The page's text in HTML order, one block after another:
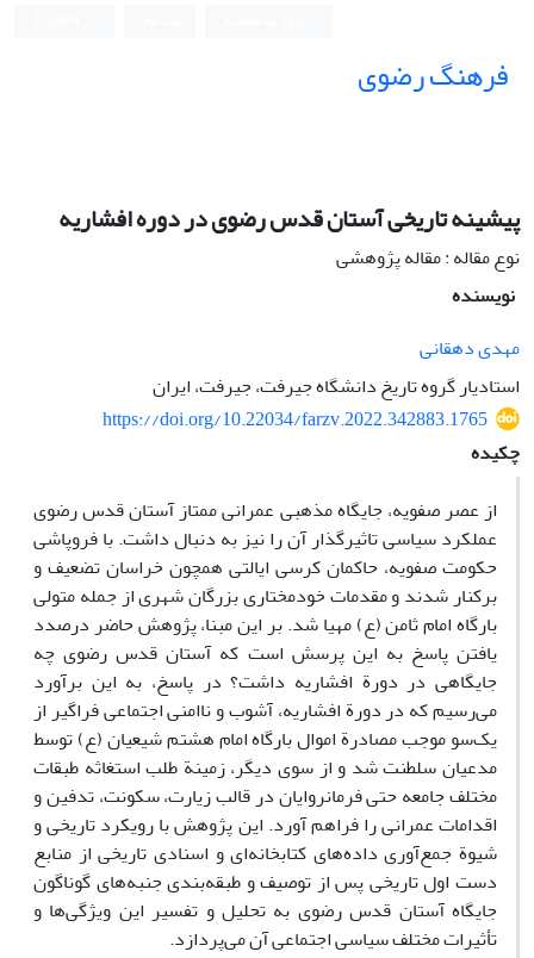
فرهنگ رضوی
پیشینه تاریخی آستان قدس رضوی در دوره افشاریه
نوع مقاله : مقاله پژوهشی
نویسنده
مهدی دهقانی
استادیار گروه تاریخ دانشگاه جیرفت، جیرفت، ایران
https://doi.org/10.22034/farzv.2022.342883.1765
چکیده
از عصر صفویه، جایگاه مذهبی عمرانی ممتاز آستان قدس رضوی
عملکرد سیاسی تاثیرگذار آن را نیز به دنبال داشت. با فروپاشی
حکومت صفویه، حاکمان کرسی ایالتی همچون خراسان تضعیف و
برکنار شدند و مقدمات خودمختاری بزرگان شهری از جمله متولی
بارگاه امام ثامن (ع) مهیا شد. بر این مبنا، پژوهش حاضر درصدد
یافتن پاسخ به این پرسش است که آستان قدس رضوی چه
جایگاهی در دورة افشاریه داشت؟ در پاسخ، به این برآورد
می‌رسیم که در دورة افشاریه، آشوب و ناامنی اجتماعی فراگیر از
یک‌سو موجب مصادرة اموال بارگاه امام هشتم شیعیان (ع) توسط
مدعیان سلطنت شد و از سوی دیگر، زمینة طلب استغاثه طبقات
مختلف جامعه حتی فرمانروایان در قالب زیارت، سکونت، تدفین و
اقدامات عمرانی را فراهم آورد. این پژوهش با رویکرد تاریخی و
شیوة جمع‌آوری داده‌های کتابخانه‌ای و اسنادی تاریخی از منابع
دست ‌اول تاریخی پس از توصیف و طبقه‌بندی جنبه‌های گوناگون
جایگاه آستان قدس رضوی به تحلیل و تفسیر این ویژگی‌ها و
تأثیرات مختلف سیاسی اجتماعی آن می‌پردازد.